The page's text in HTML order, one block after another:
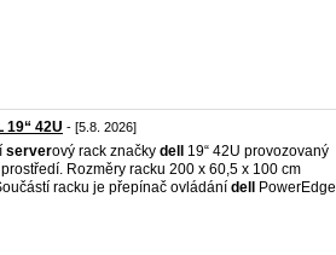
19“ 42U - [5.8. 2026]
serverový rack značky dell
19“ 42U provozovaný
Rozměry racku 200 x 60,5 x 100 cm
racku je přepínač ovládání dell
PowerEdge